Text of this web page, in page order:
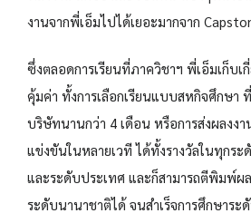
งานจากพี่เอ็มไปได้เยอะมากจาก
ซึ่งตลอดการเรียนที่ภาควิชาฯ พี่เอ็มเก็บเ
คุ้มค่า ทั้งการเลือกเรียนแบบสหกิจศึกษา
บริษัทนานกว่า 4 เดือน หรือการส่งผลงง
แข่งขันในหลายเวที ได้ทั้งรางวัลในทุกร
และระดับประเทศ และก็สามารถตีพิมพ์ผล
ระดับนานาชาติได้ จนสำเร็จการศึกษาร